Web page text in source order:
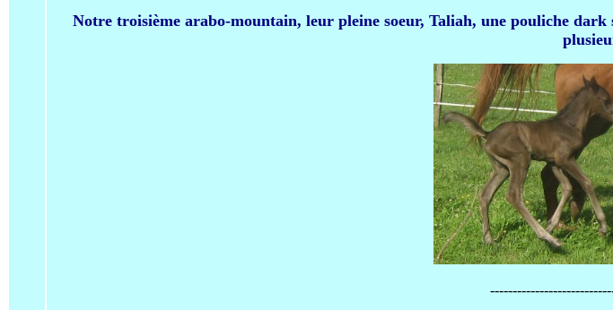
Notre troisième arabo-mountain, leur pleine soeur, Taliah, une pouliche